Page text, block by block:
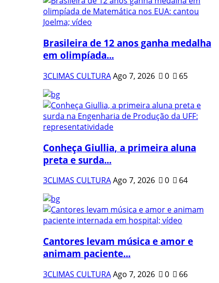
Brasileira de 12 anos ganha medalha
em olimpíada...
3CLIMAS CULTURAAgo 7, 2026 0 65
Conheça Giullia, a primeira aluna
preta e surda...
3CLIMAS CULTURAAgo 7, 2026 0 64
Cantores levam música e amor e
animam paciente...
3CLIMAS CULTURAAgo 7, 2026 0 66